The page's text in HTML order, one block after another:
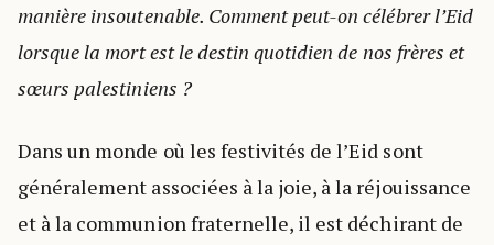
manière insoutenable. Comment peut-on célébrer l’Eid
lorsque la mort est le destin quotidien de nos frères et
sœurs palestiniens ?
Dans un monde où les festivités de l’Eid sont
généralement associées à la joie, à la réjouissance
et à la communion fraternelle, il est déchirant de